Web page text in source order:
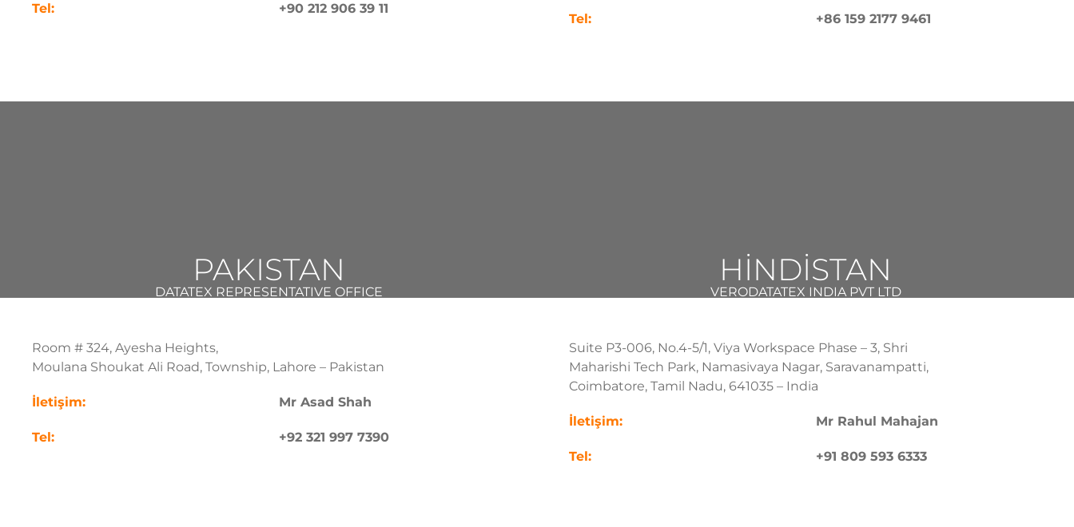
Tel: +90 212 906 39 11
Tel: +86 159 2177 9461
PAKISTAN
DATATEX REPRESENTATIVE OFFICE
Room # 324, Ayesha Heights,
Moulana Shoukat Ali Road, Township, Lahore – Pakistan
İletişim:
Tel:
Mr Asad Shah
+92 321 997 7390
HİNDİSTAN
VERODATATEX INDIA PVT LTD
Suite P3-006, No.4-5/1, Viya Workspace Phase – 3, Shri
Maharishi Tech Park, Namasivaya Nagar, Saravanampatti,
Coimbatore, Tamil Nadu, 641035 – India
İletişim:
Tel:
Mr Rahul Mahajan
+91 809 593 6333